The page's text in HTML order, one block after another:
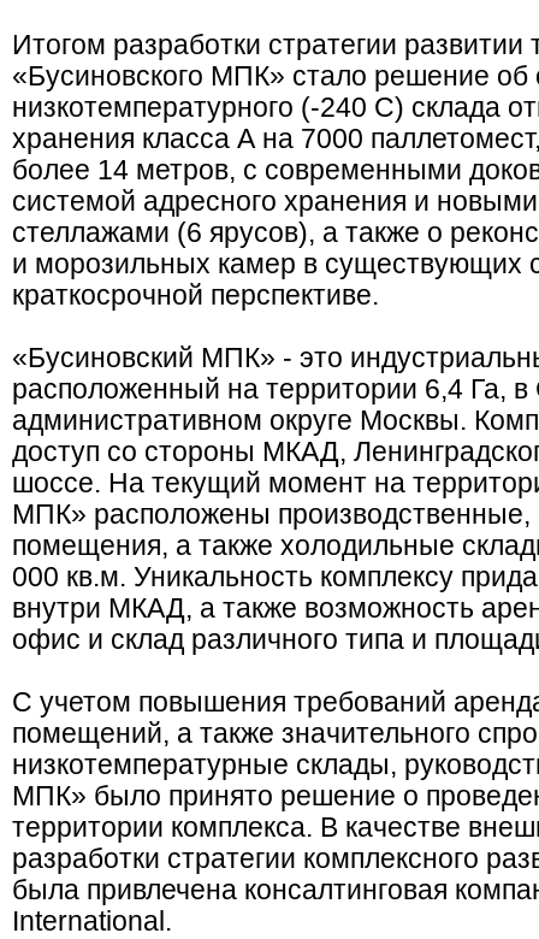
Итогом разработки стратегии развитии
«Бусиновского МПК» стало решение об
низкотемпературного (-240 С) склада
хранения класса А на 7000
более 14 метров, с современными
системой адресного хранения и
стеллажами (6 ярусов), а также о
и морозильных камер в существующих
краткосрочной перспективе.
«Бусиновский МПК» - это
расположенный на территории 6,4 Га,
административном округе Москвы.
доступ со стороны МКАД,
шоссе. На текущий момент на
МПК» расположены производственные,
помещения, а также холодильные
000 кв.м. Уникальность комплексу
внутри МКАД, а также возможность
офис и склад различного типа и
С учетом повышения требований
помещений, а также значительного
низкотемпературные склады,
МПК» было принято решение о
территории комплекса. В качестве
разработки стратегии комплексного
была привлечена консалтинговая
International.